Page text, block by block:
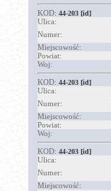
KOD: 44-203 [id]
Ulica:
Numer:
Miejscowość:
Powiat:
Woj:
KOD: 44-203 [id]
Ulica:
Numer:
Miejscowość:
Powiat:
Woj:
KOD: 44-203 [id]
Ulica:
Numer:
Miejscowość: